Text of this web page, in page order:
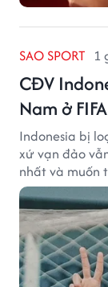
SAO SPORT 1
CĐV
Nam ở
Indonesia bị
xứ vạn đảo
nhất và muốn
2026.